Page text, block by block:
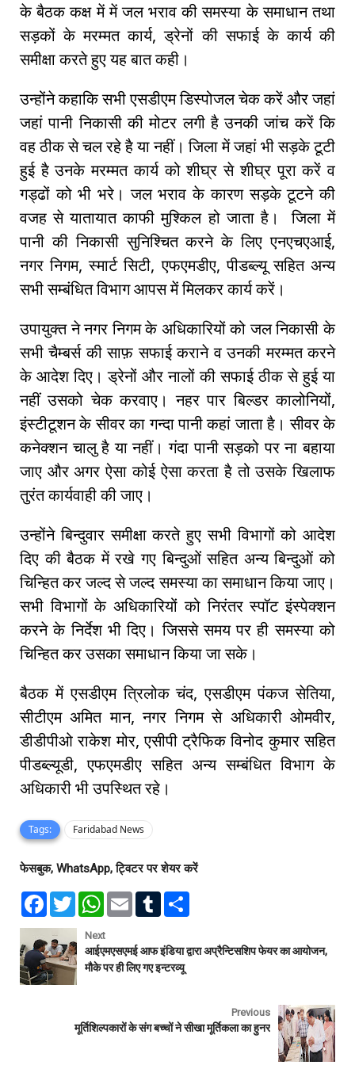
के बैठक कक्ष में में जल भराव की समस्या के समाधान तथा
सड़कों के मरम्मत कार्य, ड्रेनों की सफाई के कार्य की
समीक्षा करते हुए यह बात कही।
उन्होंने कहाकि सभी एसडीएम डिस्पोजल चेक करें और जहां
जहां पानी निकासी की मोटर लगी है उनकी जांच करें कि
वह ठीक से चल रहे है या नहीं। जिला में जहां भी सड़के टूटी
हुई है उनके मरम्मत कार्य को शीघ्र से शीघ्र पूरा करें व
गड्ढों को भी भरे। जल भराव के कारण सड़के टूटने की
वजह से यातायात काफी मुश्किल हो जाता है। जिला में
पानी की निकासी सुनिश्चित करने के लिए एनएचएआई,
नगर निगम, स्मार्ट सिटी, एफएमडीए, पीडब्ल्यू सहित अन्य
सभी सम्बंधित विभाग आपस में मिलकर कार्य करें।
उपायुक्त ने नगर निगम के अधिकारियों को जल निकासी के
सभी चैम्बर्स की साफ़ सफाई कराने व उनकी मरम्मत करने
के आदेश दिए। ड्रेनों और नालों की सफाई ठीक से हुई या
नहीं उसको चेक करवाए। नहर पार बिल्डर कालोनियों,
इंस्टीटूशन के सीवर का गन्दा पानी कहां जाता है। सीवर के
कनेक्शन चालु है या नहीं। गंदा पानी सड़को पर ना बहाया
जाए और अगर ऐसा कोई ऐसा करता है तो उसके खिलाफ
तुरंत कार्यवाही की जाए।
उन्होंने बिन्दुवार समीक्षा करते हुए सभी विभागों को आदेश
दिए की बैठक में रखे गए बिन्दुओं सहित अन्य बिन्दुओं को
चिन्हित कर जल्द से जल्द समस्या का समाधान किया जाए।
सभी विभागों के अधिकारियों को निरंतर स्पॉट इंस्पेक्शन
करने के निर्देश भी दिए। जिससे समय पर ही समस्या को
चिन्हित कर उसका समाधान किया जा सके।
बैठक में एसडीएम त्रिलोक चंद, एसडीएम पंकज सेतिया,
सीटीएम अमित मान, नगर निगम से अधिकारी ओमवीर,
डीडीपीओ राकेश मोर, एसीपी ट्रैफिक विनोद कुमार सहित
पीडब्ल्यूडी, एफएमडीए सहित अन्य सम्बंधित विभाग के
अधिकारी भी उपस्थित रहे।
Tags: Faridabad News
फेसबुक, WhatsApp, ट्विटर पर शेयर करें
F
e
b
o
o
k
T
w
t
e
r
W
t
s
A
p
E
l
T
l
r
e
Next
आईएमएसएमई आफ इंडिया द्वारा अप्रैन्टिसशिप फेयर का आयोजन,
मौके पर ही लिए गए इन्टरव्यू
Previous
मूर्तिशिल्पकारों के संग बच्चों ने सीखा मूर्तिकला का हुनर